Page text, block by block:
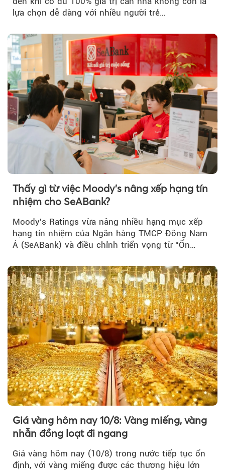
lựa chọn dễ dàng với nhiều người trẻ…
Thấy gì từ việc Moody's nâng xếp hạng tín
nhiệm cho SeABank?
Moody's Ratings vừa nâng nhiều hạng mục xếp
hạng tín nhiệm của Ngân hàng TMCP Đông Nam
Á (SeABank) và điều chỉnh triển vọng từ “Ổn
Giá vàng hôm nay 10/8: Vàng miếng, vàng
nhẫn đồng loạt đi ngang
Giá vàng hôm nay (10/8) trong nước tiếp tục ổn
định, với vàng miếng được các thương hiệu lớn